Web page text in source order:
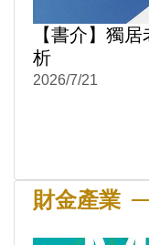
【書介】獨
析
2026/7/21
財金產業